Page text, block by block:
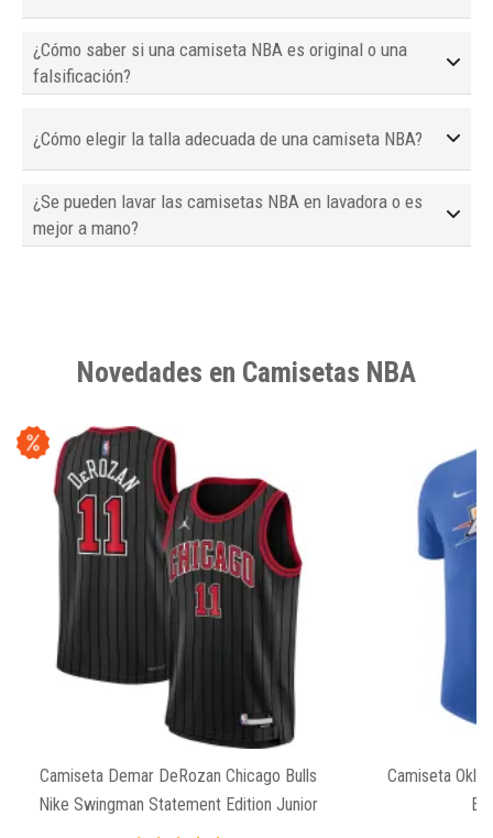
¿Cómo saber si una camiseta NBA es original o una
falsificación?
¿Cómo elegir la talla adecuada de una camiseta NBA?
¿Se pueden lavar las camisetas NBA en lavadora o es
mejor a mano?
Novedades en Camisetas NBA
Camiseta Demar DeRozan Chicago Bulls
Nike Swingman Statement Edition Junior
Camiseta